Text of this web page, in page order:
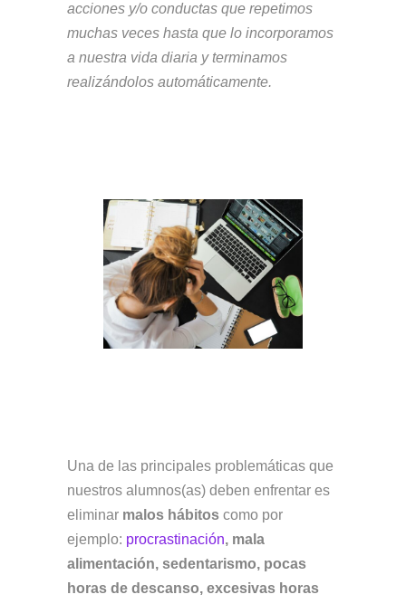
acciones y/o conductas que repetimos
muchas veces hasta que lo incorporamos
a nuestra vida diaria y terminamos
realizándolos automáticamente.
Una de las principales problemáticas que
nuestros alumnos(as) deben enfrentar es
eliminar malos hábitos como por
ejemplo: procrastinación, mala
alimentación, sedentarismo, pocas
horas de descanso, excesivas horas